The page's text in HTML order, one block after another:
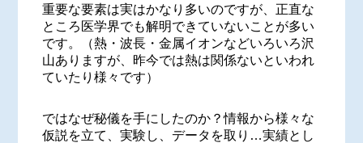
重要な要素は実はかなり多いのですが、正直な
ところ医学界でも解明できていないことが多い
です。（熱・波長・金属イオンなどいろいろ沢
山ありますが、昨今では熱は関係ないといわれ
ていたり様々です）
ではなぜ秘儀を手にしたのか？情報から様々な
仮説を立て、実験し、データを取り…実績とし